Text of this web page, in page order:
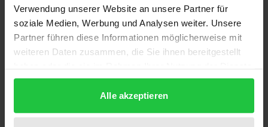
Verwendung unserer Website an unsere Partner für
soziale Medien, Werbung und Analysen weiter. Unsere
Partner führen diese Informationen möglicherweise mit
weiteren Daten zusammen, die Sie ihnen bereitgestellt
gesammelt haben.
Alle akzeptieren
und Pornographie haben die meiste öffentliche
Aufmerksamkeit auf sich gezogen. Manche
Besorgnisse sind beinahe universell, etwa
Kinderpornographie. Bei anderen gibt es
Deutschland rechtsgerichtete Schriften im Lichte